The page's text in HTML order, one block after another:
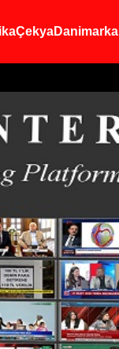
ÇekyaDanimarka